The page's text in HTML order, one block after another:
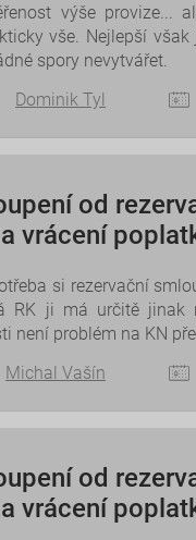
výše provize...
vše. Nejlepší však
spory nevytvářet.
Dominik Tyl
od
vrácení
si rezervační
RK ji má určitě jinak
není problém na KN
Michal Vašín
od
vrácení